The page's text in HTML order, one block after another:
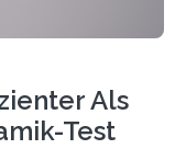
Als
Test